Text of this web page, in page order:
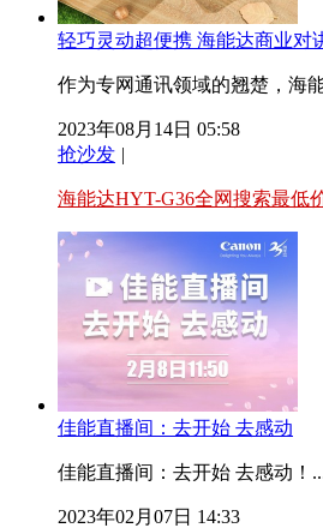
轻巧灵动超便携 海能达商业对
作为专网通讯领域的翘楚，海
2023年08月14日 05:58
抢沙发 |
海能达HYT-G36全网搜索最低
佳能直播间：去开始 去感动
佳能直播间：去开始 去感动！
2023年02月07日 14:33